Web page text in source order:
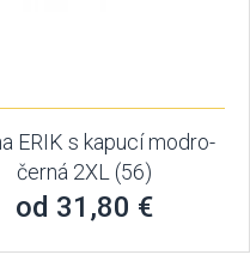
ERIK s kapucí modro-
černá 2XL (56)
od 31,80 €